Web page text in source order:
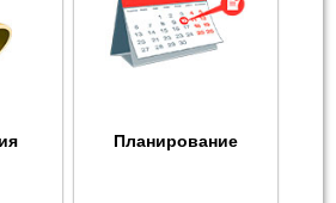
Планирование